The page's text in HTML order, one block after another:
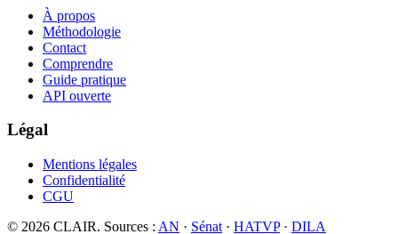
À propos
Méthodologie
Contact
Comprendre
Guide pratique
API ouverte
Légal
Mentions légales
Confidentialité
CGU
© 2026 CLAIR. Sources : AN · Sénat · HATVP· DILA